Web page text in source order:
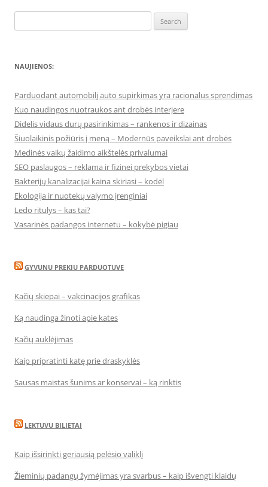
for:
NAUJIENOS:
Parduodant automobilį auto supirkimas yra racionalus sprendimas
Kuo naudingos nuotraukos ant drobės interjere
Didelis vidaus durų pasirinkimas – rankenos ir dizainas
Šiuolaikinis požiūris į meną – Modernūs paveikslai ant drobės
Medinės vaikų žaidimo aikštelės privalumai
SEO paslaugos – reklama ir fizinei prekybos vietai
Bakterijų kanalizacijai kaina skiriasi – kodėl
Ekologija ir nuotekų valymo įrenginiai
Ledo ritulys – kas tai?
Vasarinės padangos internetu – kokybė pigiau
GYVUNU PREKIU PARDUOTUVE
Kačių skiepai – vakcinacijos grafikas
Ką naudinga žinoti apie kates
Kačių auklėjimas
Kaip pripratinti katę prie draskyklės
Sausas maistas šunims ar konservai – ką rinktis
LEKTUVU BILIETAI
Kaip išsirinkti geriausią pelėsio valiklį
Žieminių padangų žymėjimas yra svarbus – kaip išvengti klaidų